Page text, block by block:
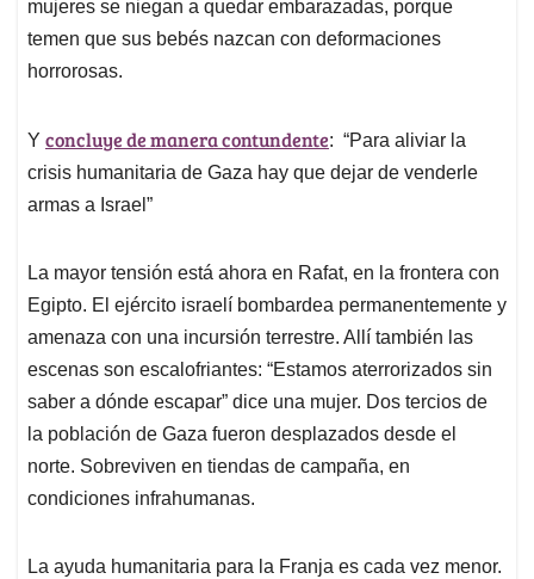
mujeres se niegan a quedar embarazadas, porque
temen que sus bebés nazcan con deformaciones
horrorosas.
Y concluye de manera contundente: “Para aliviar la
crisis humanitaria de Gaza hay que dejar de venderle
armas a Israel”
La mayor tensión está ahora en Rafat, en la frontera con
Egipto. El ejército israelí bombardea permanentemente y
amenaza con una incursión terrestre. Allí también las
escenas son escalofriantes: “Estamos aterrorizados sin
saber a dónde escapar” dice una mujer. Dos tercios de
la población de Gaza fueron desplazados desde el
norte. Sobreviven en tiendas de campaña, en
condiciones infrahumanas.
La ayuda humanitaria para la Franja es cada vez menor.